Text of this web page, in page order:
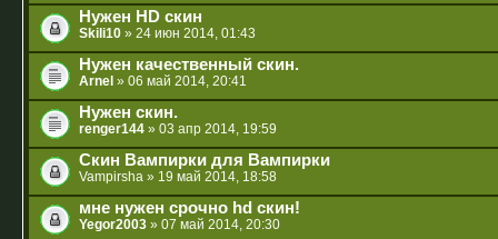
Нужен HD скин
Skili10 » 24 июн 2014, 01:43
Нужен качественный скин.
Arnel » 06 май 2014, 20:41
Нужен скин.
renger144 » 03 апр 2014, 19:59
Скин Вампирки для Вампирки
Vampirsha » 19 май 2014, 18:58
мне нужен срочно hd скин!
Yegor2003 » 07 май 2014, 20:30